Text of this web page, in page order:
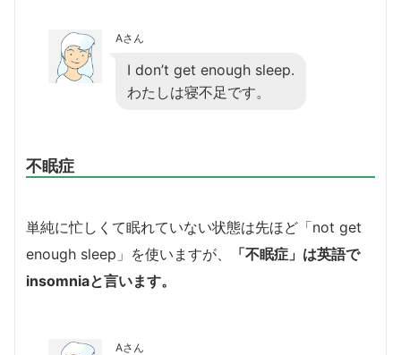
Aさん
I don’t get enough sleep.
わたしは寝不足です。
不眠症
単純に忙しくて眠れていない状態は先ほど「not get
enough sleep」を使いますが、
「不眠症」は英語で
insomniaと言います。
Aさん